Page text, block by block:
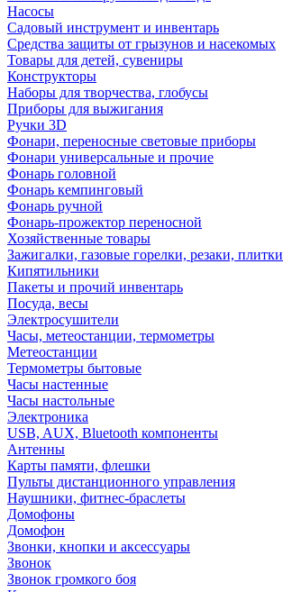
Насосы
Садовый инструмент и инвентарь
Средства защиты от грызунов и насекомых
Товары для детей, сувениры
Конструкторы
Наборы для творчества, глобусы
Приборы для выжигания
Ручки 3D
Фонари, переносные световые приборы
Фонари универсальные и прочие
Фонарь головной
Фонарь кемпинговый
Фонарь ручной
Фонарь-прожектор переносной
Хозяйственные товары
Зажигалки, газовые горелки, резаки, плитки
Кипятильники
Пакеты и прочий инвентарь
Посуда, весы
Электросушители
Часы, метеостанции, термометры
Метеостанции
Термометры бытовые
Часы настенные
Часы настольные
Электроника
USB, AUX, Bluetooth компоненты
Антенны
Карты памяти, флешки
Пульты дистанционного управления
Наушники, фитнес-браслеты
Домофоны
Домофон
Звонки, кнопки и аксессуары
Звонок
Звонок громкого боя